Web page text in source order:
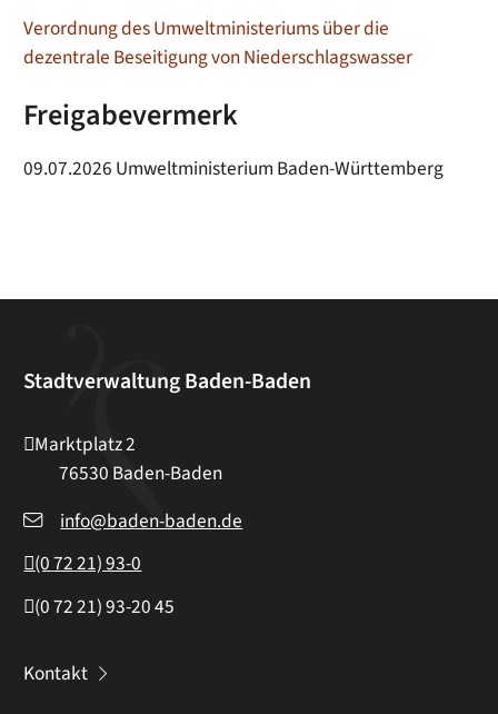
Verordnung des Umweltministeriums über die
dezentrale Beseitigung von Niederschlagswasser
Freigabevermerk
09.07.2026 Umweltministerium Baden-Württemberg
Stadtverwaltung Baden-Baden
Marktplatz 2
76530 Baden-Baden
info@baden-baden.de
(07221) 93-0
(07221) 93-2045
Kontakt